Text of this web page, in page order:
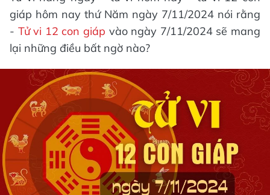
giáp hôm nay thứ Năm ngày 7/11/2024 nói rằng
- Tử vi 12 con giáp vào ngày 7/11/2024 sẽ mang
lại những điều bất ngờ nào?